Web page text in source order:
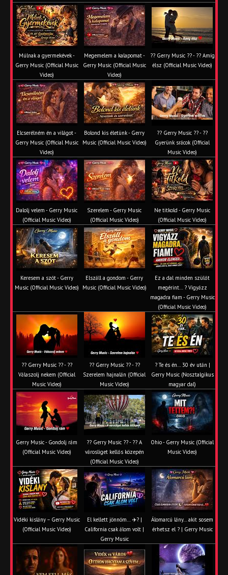
Múlnak a gyermekévek -
Gerry Music (Official Music
Video)
Megemelem a kalapomat -
Gerry Music (Official Music
Video)
?? Gerry Music ?? - ?? Amíg
élsz (Official Music Video)
Elcserélném én a világot -
Gerry Music (Official Music
Video)
Bolond kis életünk - Gerry
Music (Official Music Video)
?? Gerry Music ?? - ??
Gyerünk srácok (Official
Music Video)
Dalolj velem - Gerry Music
(Official Music Video)
Szerelem - Gerry Music
(Official Music Video)
Ne titkold - Gerry Music
(Official Music Video)
Keresem a szót - Gerry
Music (Official Music Video)
Elszáll a gondom - Gerry
Music (Official Music Video)
Ez a dal minden szülőt
megérint… ? Vigyázz
magadra fiam - Gerry Music
(Official Music Video)
?? Gerry Music ?? - ??
Válaszolj nekem (Official
Music Video)
?? Gerry Music ?? - ??
Szerelem hajnalán (Official
Music Video)
? Te és én… 30 év után |
Gerry Music (Nosztalgikus
magyar dal)
Gerry Music - Gondolj rám
(Official Music Video)
?? Gerry Music ?? - ?? A
városliget kellős közepén
(Official Music Video)
Ohio - Gerry Music (Official
Music Video)
Vidéki kislány – Gerry Music
(Official Music Video)
El kellett jönnöm… ✈️? |
California csak álom volt |
Gerry Music
Álomarcú lány… akit sosem
érhetsz el ? | Gerry Music